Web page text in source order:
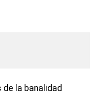
la banalidad